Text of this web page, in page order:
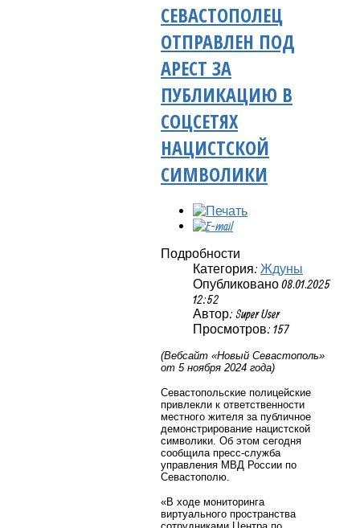
СЕВАСТОПОЛЕЦ
ОТПРАВЛЕН ПОД
АРЕСТ ЗА
ПУБЛИКАЦИЮ В
СОЦСЕТЯХ
НАЦИСТСКОЙ
СИМВОЛИКИ
Подробности
Категория: Ждуны
Опубликовано 08.01.2025
12:52
Автор: Super User
Просмотров: 157
(Вебсайт «Новый Севастополь»
от 5 ноября 2024 года)
Севастопольские полицейские
привлекли к ответственности
местного жителя за публичное
демонстрирование нацистской
символики. Об этом сегодня
сообщила пресс-служба
управления МВД России по
Севастополю.
«В ходе мониторинга
виртуального пространства